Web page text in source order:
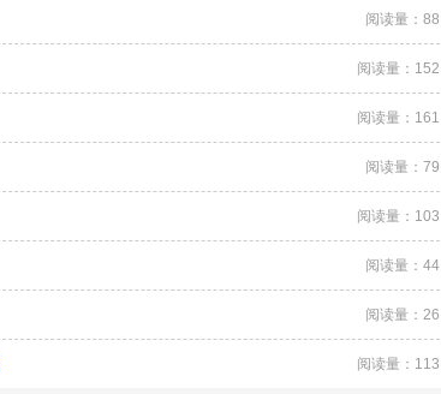
阅读量：88
阅读量：152
阅读量：161
阅读量：79
阅读量：103
阅读量：44
阅读量：26
阅读量：113